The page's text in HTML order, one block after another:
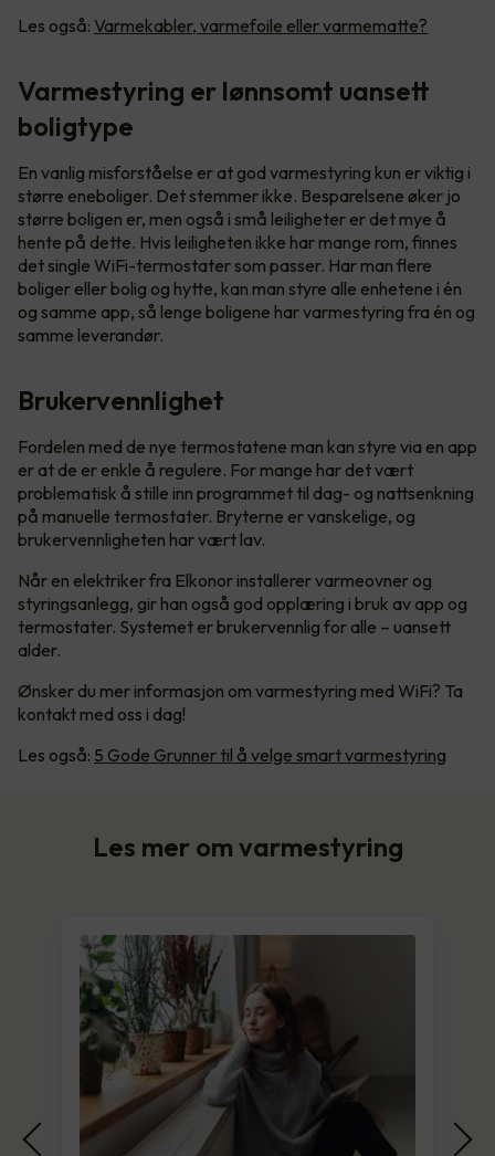
Les også: Varmekabler, varmefoile eller varmematte?
Varmestyring er lønnsomt uansett
boligtype
En vanlig misforståelse er at god varmestyring kun er viktig i
større eneboliger. Det stemmer ikke. Besparelsene øker jo
større boligen er, men også i små leiligheter er det mye å
hente på dette. Hvis leiligheten ikke har mange rom, finnes
det single WiFi-termostater som passer. Har man flere
boliger eller bolig og hytte, kan man styre alle enhetene i én
og samme app, så lenge boligene har varmestyring fra én og
samme leverandør.
Brukervennlighet
Fordelen med de nye termostatene man kan styre via en app
er at de er enkle å regulere. For mange har det vært
problematisk å stille inn programmet til dag- og nattsenkning
på manuelle termostater. Bryterne er vanskelige, og
brukervennligheten har vært lav.
Når en elektriker fra Elkonor installerer varmeovner og
styringsanlegg, gir han også god opplæring i bruk av app og
termostater. Systemet er brukervennlig for alle – uansett
alder.
Ønsker du mer informasjon om varmestyring med WiFi? Ta
kontakt med oss i dag!
Les også: 5 Gode Grunner til å velge smart varmestyring
Les mer om varmestyring